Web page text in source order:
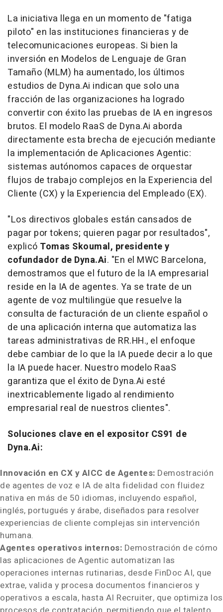
La iniciativa llega en un momento de "fatiga
piloto" en las instituciones financieras y de
telecomunicaciones europeas. Si bien la
inversión en Modelos de Lenguaje de Gran
Tamaño (MLM) ha aumentado, los últimos
estudios de Dyna.Ai indican que solo una
fracción de las organizaciones ha logrado
convertir con éxito las pruebas de IA en ingresos
brutos. El modelo RaaS de Dyna.Ai aborda
directamente esta brecha de ejecución mediante
la implementación de Aplicaciones Agentic:
sistemas autónomos capaces de orquestar
flujos de trabajo complejos en la Experiencia del
Cliente (CX) y la Experiencia del Empleado (EX).
"Los directivos globales están cansados de
pagar por tokens; quieren pagar por resultados",
explicó Tomas Skoumal, presidente y
cofundador de Dyna.Ai. "En el MWC Barcelona,
demostramos que el futuro de la IA empresarial
reside en la IA de agentes. Ya se trate de un
agente de voz multilingüe que resuelve la
consulta de facturación de un cliente español o
de una aplicación interna que automatiza las
tareas administrativas de RR.HH., el enfoque
debe cambiar de lo que la IA puede decir a lo que
la IA puede hacer. Nuestro modelo RaaS
garantiza que el éxito de Dyna.Ai esté
inextricablemente ligado al rendimiento
empresarial real de nuestros clientes".
Soluciones clave en el expositor CS91 de
Dyna.Ai:
Innovación en CX y AICC de Agentes: Demostración
de agentes de voz e IA de alta fidelidad con fluidez
nativa en más de 50 idiomas, incluyendo español,
inglés, portugués y árabe, diseñados para resolver
experiencias de cliente complejas sin intervención
humana.
Agentes operativos internos: Demostración de cómo
las aplicaciones de Agentic automatizan las
operaciones internas rutinarias, desde FinDoc AI, que
extrae, valida y procesa documentos financieros y
operativos a escala, hasta AI Recruiter, que optimiza los